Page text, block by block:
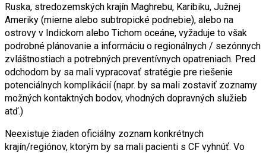
Ruska, stredozemských krajín Maghrebu, Karibiku, Južnej
Ameriky (mierne alebo subtropické podnebie), alebo na
ostrovy v Indickom alebo Tichom oceáne, vyžaduje to však
podrobné plánovanie a informáciu o regionálnych / sezónnych
zvláštnostiach a potrebných preventívnych opatreniach. Pred
odchodom by sa mali vypracovať stratégie pre riešenie
potenciálnych komplikácií (napr. by sa mali zostaviť zoznamy
možných kontaktných bodov, vhodných dopravných služieb
atď.)
Neexistuje žiaden oficiálny zoznam konkrétnych
krajín/regiónov, ktorým by sa mali pacienti s CF vyhnúť. Vo